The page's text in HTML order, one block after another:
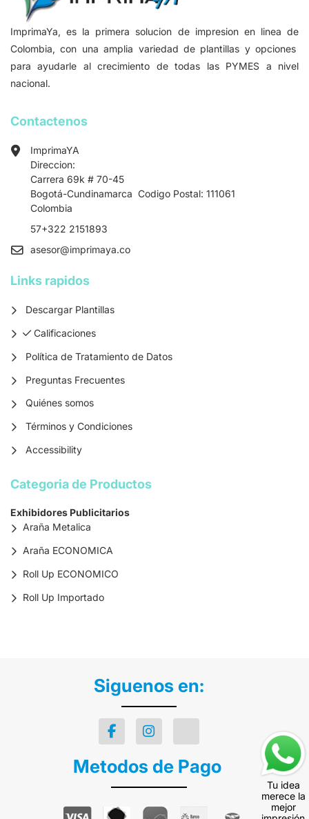
ImprimaYa, es la primera solucion de impresion en linea de
Colombia, con una amplia variedad de plantillas y opciones
para ayudarle al crecimiento de todas las PYMES a nivel
nacional.
Contactenos
ImprimaYA
Direccion:
Carrera 69k # 70-45
Bogotá-Cundinamarca Codigo Postal: 111061
Colombia
57+322 2151893
asesor@imprimaya.co
Links rapidos
Descargar Plantillas
Calificaciones
Calificaciones
Política de Tratamiento de Datos
Preguntas Frecuentes
Quiénes somos
Términos y Condiciones
Accessibility
Categoria de Productos
Exhibidores Publicitarios
Araña Metalica
Araña ECONOMICA
Roll Up ECONOMICO
Roll Up Importado
Siguenos en:
Metodos de Pago
Tu idea
merece la
mejor